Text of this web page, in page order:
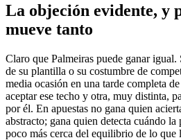
La objeción evidente, y
mueve tanto
Claro que Palmeiras puede ganar igual.
de su plantilla o su costumbre de
media ocasión en una tarde completa
aceptar ese techo y otra, muy distinta,
por él. En apuestas no gana quien
abstracto; gana quien detecta cuándo
poco más cerca del equilibrio de lo que